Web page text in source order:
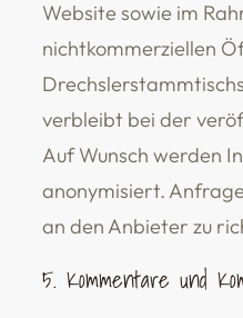
Website sowie im
nichtkommerziellen
verbleibt bei der
Auf Wunsch werden
anonymisiert.
an den Anbieter zu
5. Kommentare und